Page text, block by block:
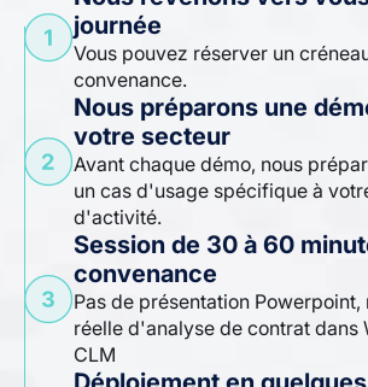
journée
Vous pouvez réserver un
convenance.
Nous préparons une
votre secteur
Avant chaque démo, nous
un cas d'usage spécifique à
d'activité.
Session de 30 à 60
convenance
Pas de présentation Powerpoint,
réelle d'analyse de contrat dans
CLM